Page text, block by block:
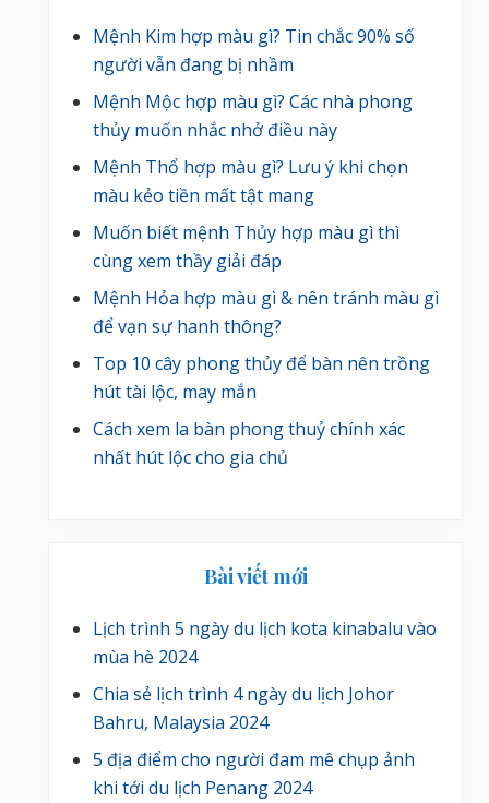
Mệnh Kim hợp màu gì? Tin chắc 90% số
người vẫn đang bị nhầm
Mệnh Mộc hợp màu gì? Các nhà phong
thủy muốn nhắc nhở điều này
Mệnh Thổ hợp màu gì? Lưu ý khi chọn
màu kẻo tiền mất tật mang
Muốn biết mệnh Thủy hợp màu gì thì
cùng xem thầy giải đáp
Mệnh Hỏa hợp màu gì & nên tránh màu gì
để vạn sự hanh thông?
Top 10 cây phong thủy để bàn nên trồng
hút tài lộc, may mắn
Cách xem la bàn phong thuỷ chính xác
nhất hút lộc cho gia chủ
Bài viết mới
Lịch trình 5 ngày du lịch kota kinabalu vào
mùa hè 2024
Chia sẻ lịch trình 4 ngày du lịch Johor
Bahru, Malaysia 2024
5 địa điểm cho người đam mê chụp ảnh
khi tới du lịch Penang 2024